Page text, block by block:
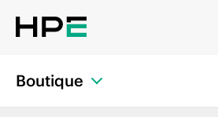
Boutique